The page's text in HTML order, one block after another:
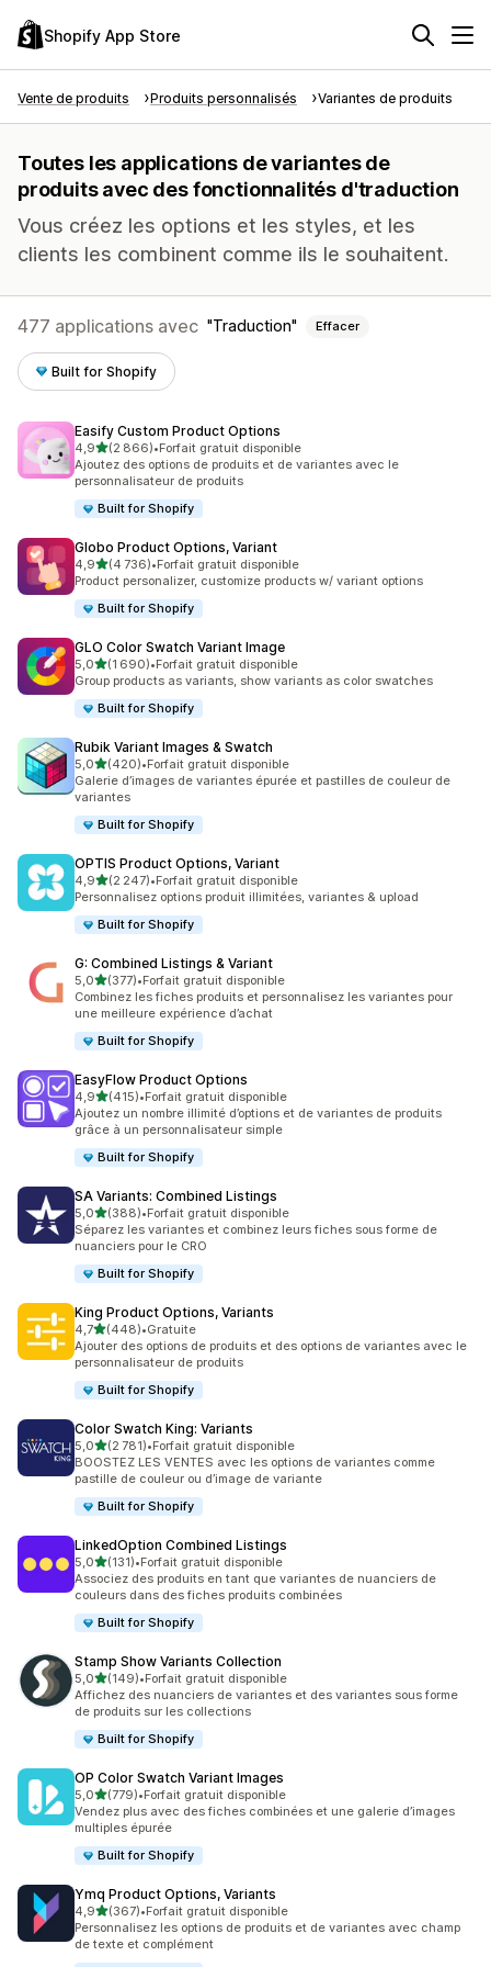
Shopify App Store
Vente de produits Produits personnalisés Variantes de produits
Toutes les applications de variantes de
produits avec des fonctionnalités d'traduction
Vous créez les options et les styles, et les
clients les combinent comme ils le souhaitent.
477 applications avec Traduction Effacer
Built for Shopify
Easify Custom Product Options
4,9étoile(s) sur 5
(2 866)
2866 avis au total
•Forfait gratuit disponible
Ajoutez des options de produits et de variantes avec le
personnalisateur de produits
Built for Shopify
Globo Product Options, Variant
4,9étoile(s) sur 5
(4 736)
4736 avis au total
•Forfait gratuit disponible
Product personalizer, customize products w/ variant options
Built for Shopify
GLO Color Swatch Variant Image
5,0étoile(s) sur 5
(1 690)
1690 avis au total
•Forfait gratuit disponible
Group products as variants, show variants as color swatches
Built for Shopify
Rubik Variant Images & Swatch
5,0étoile(s) sur 5
(420)
420 avis au total
•Forfait gratuit disponible
Galerie d’images de variantes épurée et pastilles de couleur de
variantes
Built for Shopify
OPTIS Product Options, Variant
4,9étoile(s) sur 5
(2 247)
2247 avis au total
•Forfait gratuit disponible
Personnalisez options produit illimitées, variantes & upload
Built for Shopify
G: Combined Listings & Variant
5,0étoile(s) sur 5
(377)
377 avis au total
•Forfait gratuit disponible
Combinez les fiches produits et personnalisez les variantes pour
une meilleure expérience d’achat
Built for Shopify
EasyFlow Product Options
4,9étoile(s) sur 5
(415)
415 avis au total
•Forfait gratuit disponible
Ajoutez un nombre illimité d’options et de variantes de produits
grâce à un personnalisateur simple
Built for Shopify
SA Variants: Combined Listings
5,0étoile(s) sur 5
(388)
388 avis au total
•Forfait gratuit disponible
Séparez les variantes et combinez leurs fiches sous forme de
nuanciers pour le CRO
Built for Shopify
King Product Options, Variants
4,7étoile(s) sur 5
(448)
448 avis au total
•Gratuite
Ajouter des options de produits et des options de variantes avec le
personnalisateur de produits
Built for Shopify
Color Swatch King: Variants
5,0étoile(s) sur 5
(2 781)
2781 avis au total
•Forfait gratuit disponible
BOOSTEZ LES VENTES avec les options de variantes comme
pastille de couleur ou d’image de variante
Built for Shopify
LinkedOption Combined Listings
5,0étoile(s) sur 5
(131)
131 avis au total
•Forfait gratuit disponible
Associez des produits en tant que variantes de nuanciers de
couleurs dans des fiches produits combinées
Built for Shopify
Stamp Show Variants Collection
5,0étoile(s) sur 5
(149)
149 avis au total
•Forfait gratuit disponible
Affichez des nuanciers de variantes et des variantes sous forme
de produits sur les collections
Built for Shopify
OP Color Swatch Variant Images
5,0étoile(s) sur 5
(779)
779 avis au total
•Forfait gratuit disponible
Vendez plus avec des fiches combinées et une galerie d’images
multiples épurée
Built for Shopify
Ymq Product Options, Variants
4,9étoile(s) sur 5
(367)
367 avis au total
•Forfait gratuit disponible
Personnalisez les options de produits et de variantes avec champ
de texte et complément